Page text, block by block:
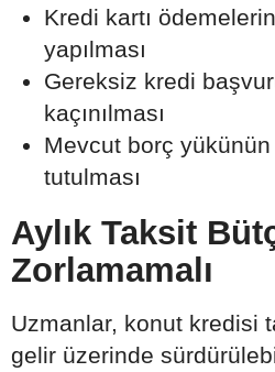
Kredi kartı
yapılması
Gereksiz kredi
kaçınılması
Mevcut borç
tutulması
Aylık Taksit
Zorlamamalı
Uzmanlar, konut kredisi
gelir üzerinde